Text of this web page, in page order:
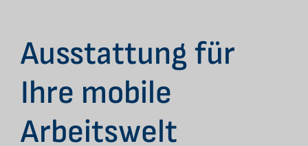
Ausstattung für
Ihre mobile
Arbeitswelt